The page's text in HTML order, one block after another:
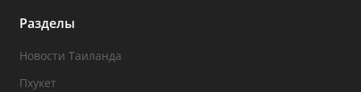
Разделы
Новости Таиланда
Пхукет